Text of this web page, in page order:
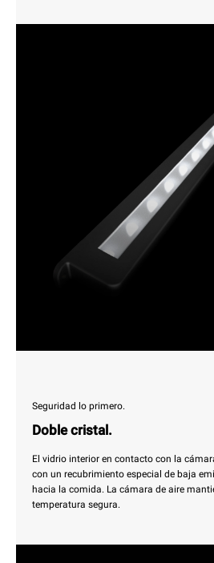
Seguridad lo primero.
Doble cristal.
El vidrio interior en contacto con la
con un recubrimiento especial de baja
hacia la comida. La cámara de aire
temperatura segura.